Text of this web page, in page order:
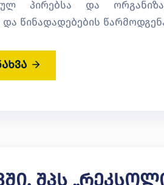
პირებსა და
და წინადადებების
Შპს